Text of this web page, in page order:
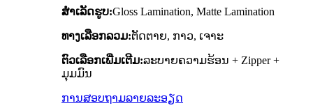
ສໍາເລັດຮູບ:Gloss Lamination, Matte Lamination
ທາງເລືອກລວມ:ຕັດຕາຍ, ກາວ, ເຈາະ
ຕົວເລືອກເພີ່ມເຕີມ:ລະບາຍຄວາມຮ້ອນ + Zipper +
ມຸມມົນ
ການສອບຖາມລາຍລະອຽດ